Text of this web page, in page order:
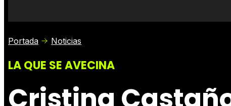
Portada Noticias
LA QUE SE AVECINA